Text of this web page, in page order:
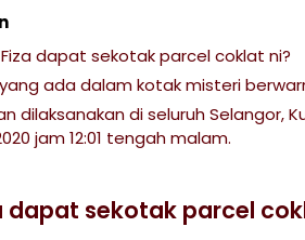
dapat sekotak parcel coklat ni?
ada dalam kotak misteri
dilaksanakan di seluruh Selangor,
jam 12:01 tengah malam.
dapat sekotak parcel